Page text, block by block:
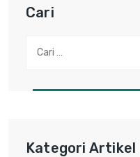
Cari
Kategori Artikel